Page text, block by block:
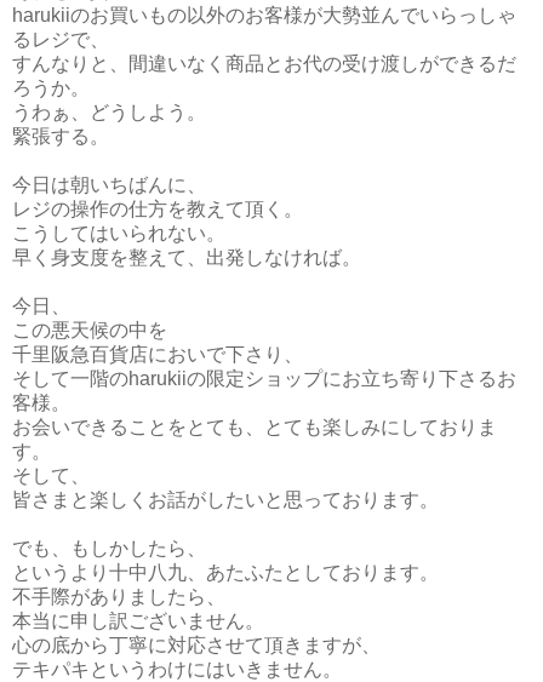
harukiiのお買いもの以外のお客様が大勢並んでいらっしゃ
るレジで、
すんなりと、間違いなく商品とお代の受け渡しができるだ
ろうか。
うわぁ、どうしよう。
緊張する。
今日は朝いちばんに、
レジの操作の仕方を教えて頂く。
こうしてはいられない。
早く身支度を整えて、出発しなければ。
今日、
この悪天候の中を
千里阪急百貨店においで下さり、
そして一階のharukiiの限定ショップにお立ち寄り下さるお
客様。
お会いできることをとても、とても楽しみにしておりま
す。
そして、
皆さまと楽しくお話がしたいと思っております。
でも、もしかしたら、
というより十中八九、あたふたとしております。
不手際がありましたら、
本当に申し訳ございません。
心の底から丁寧に対応させて頂きますが、
テキパキというわけにはいきません。